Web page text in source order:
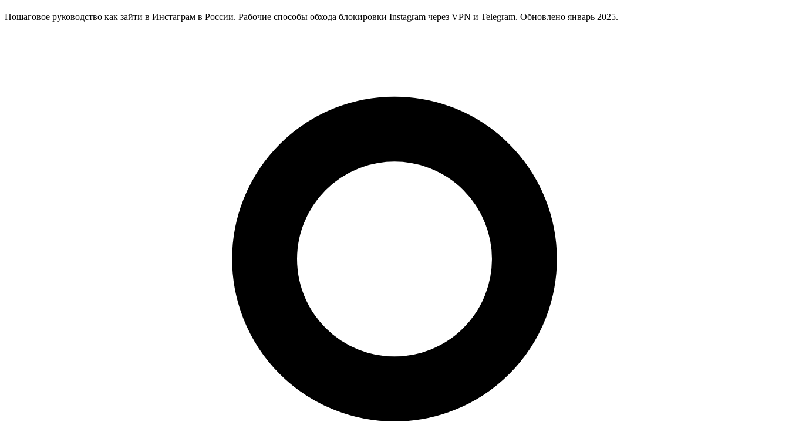
Пошаговое руководство как зайти в Инстаграм в России. Рабочие способы обхода блокировки Instagram через VPN и Telegram. Обновлено январь 2025.